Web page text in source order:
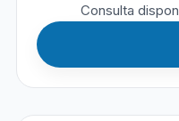
Consulta